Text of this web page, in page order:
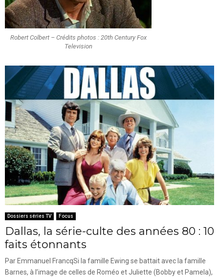
Robert Colbert – Crédits photos : 20th Century Fox
Television
Dossiers séries TV Focus
Dallas, la série-culte des années 80 : 10
faits étonnants
Par Emmanuel FrancqSi la famille Ewing se battait avec la famille
Barnes, à l’image de celles de Roméo et Juliette (Bobby et Pamela),